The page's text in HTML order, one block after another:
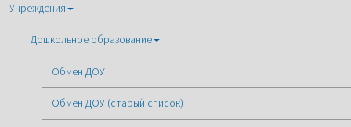
Учреждения
Дошкольное образование
Обмен ДОУ
Обмен ДОУ (старый список)